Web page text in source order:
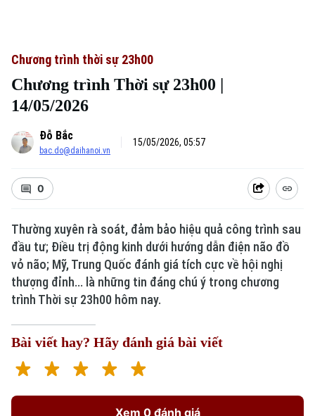
Chương trình thời sự 23h00
Chương trình Thời sự 23h00 |
14/05/2026
Đỗ Bắc
bac.do@daihanoi.vn
15/05/2026, 05:57
0
Thường xuyên rà soát, đảm bảo hiệu quả công trình sau
đầu tư; Điều trị động kinh dưới hướng dẫn điện não đồ
vỏ não; Mỹ, Trung Quốc đánh giá tích cực về hội nghị
thượng đỉnh... là những tin đáng chú ý trong chương
trình Thời sự 23h00 hôm nay.
Bài viết hay? Hãy đánh giá bài viết
Xem 0 đánh giá